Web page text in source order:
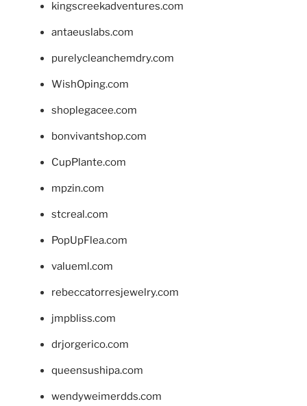
kingscreekadventures.com
antaeuslabs.com
purelycleanchemdry.com
WishOping.com
shoplegacee.com
bonvivantshop.com
CupPlante.com
mpzin.com
stcreal.com
PopUpFlea.com
valueml.com
rebeccatorresjewelry.com
jmpbliss.com
drjorgerico.com
queensushipa.com
wendyweimerdds.com